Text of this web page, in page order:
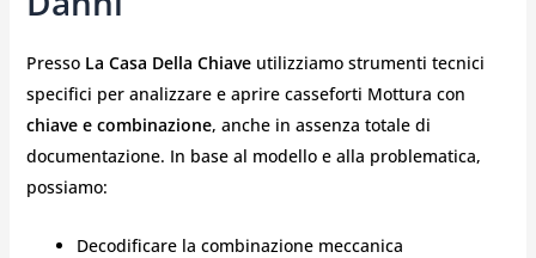
Presso La Casa Della Chiaveutilizziamo strumenti tecnici
specifici per analizzare e aprire casseforti Mottura con
chiave e combinazione, anche in assenza totale di
documentazione. In base al modello e alla problematica,
possiamo:
Decodificare la combinazione meccanica